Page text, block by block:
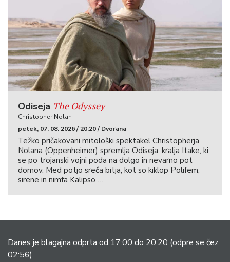
Odiseja The Odyssey
Christopher Nolan
petek, 07. 08. 2026 / 20:20 / Dvorana
Težko pričakovani mitološki spektakel Christopherja
Nolana (Oppenheimer) spremlja Odiseja, kralja Itake, ki
se po trojanski vojni poda na dolgo in nevarno pot
domov. Med potjo sreča bitja, kot so kiklop Polifem,
sirene in nimfa Kalipso …
Danes je blagajna odprta od 17:00 do 20:20 (odpre se čez
02:56).